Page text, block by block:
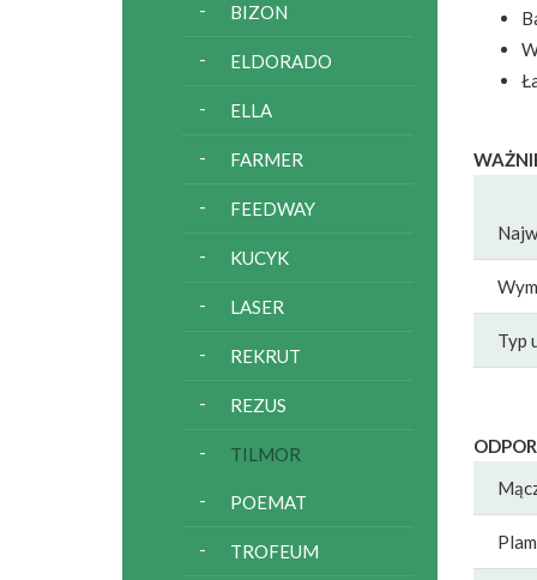
BIZON
ELDORADO
ELLA
FARMER
FEEDWAY
KUCYK
LASER
REKRUT
REZUS
TILMOR
POEMAT
TROFEUM
Typ